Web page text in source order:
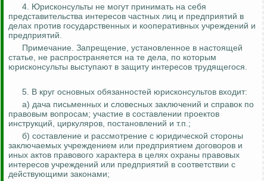
4. Юрисконсульты не могут принимать на себя
представительства интересов частных лиц и предприятий в
делах против государственных и кооперативных учреждений и
предприятий.
Примечание. Запрещение, установленное в настоящей
статье, не распространяется на те дела, по которым
юрисконсульты выступают в защиту интересов трудящегося.
5. В круг основных обязанностей юрисконсультов входит:
а) дача письменных и словесных заключений и справок по
правовым вопросам; участие в составлении проектов
инструкций, циркуляров, постановлений и т.п.;
б) составление и рассмотрение с юридической стороны
заключаемых учреждением или предприятием договоров и
иных актов правового характера в целях охраны правовых
интересов учреждений или предприятий в соответствии с
действующими законами;